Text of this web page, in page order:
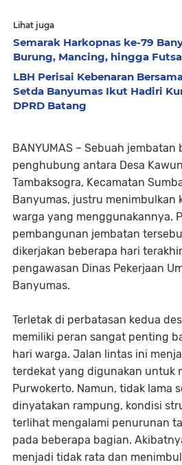
Lihat juga
Semarak Harkopnas ke-79
Burung, Mancing, hingga
LBH Perisai Kebenaran
Setda Banyumas Ikut Hadiri
DPRD Batang
BANYUMAS – Sebuah
penghubung antara Desa
Tambaksogra, Kecamatan
Banyumas, justru menimbulkan
warga yang menggunakannya.
pembangunan jembatan
dikerjakan beberapa hari
pengawasan Dinas Pekerjaan
Banyumas.
Terletak di perbatasan kedua
memiliki peran sangat penting
hari warga. Jalan lintas ini
terdekat yang digunakan untuk
Purwokerto. Namun, tidak lama
dinyatakan rampung, kondisi
terlihat mengalami penurunan
pada beberapa bagian.
menjadi tidak rata dan